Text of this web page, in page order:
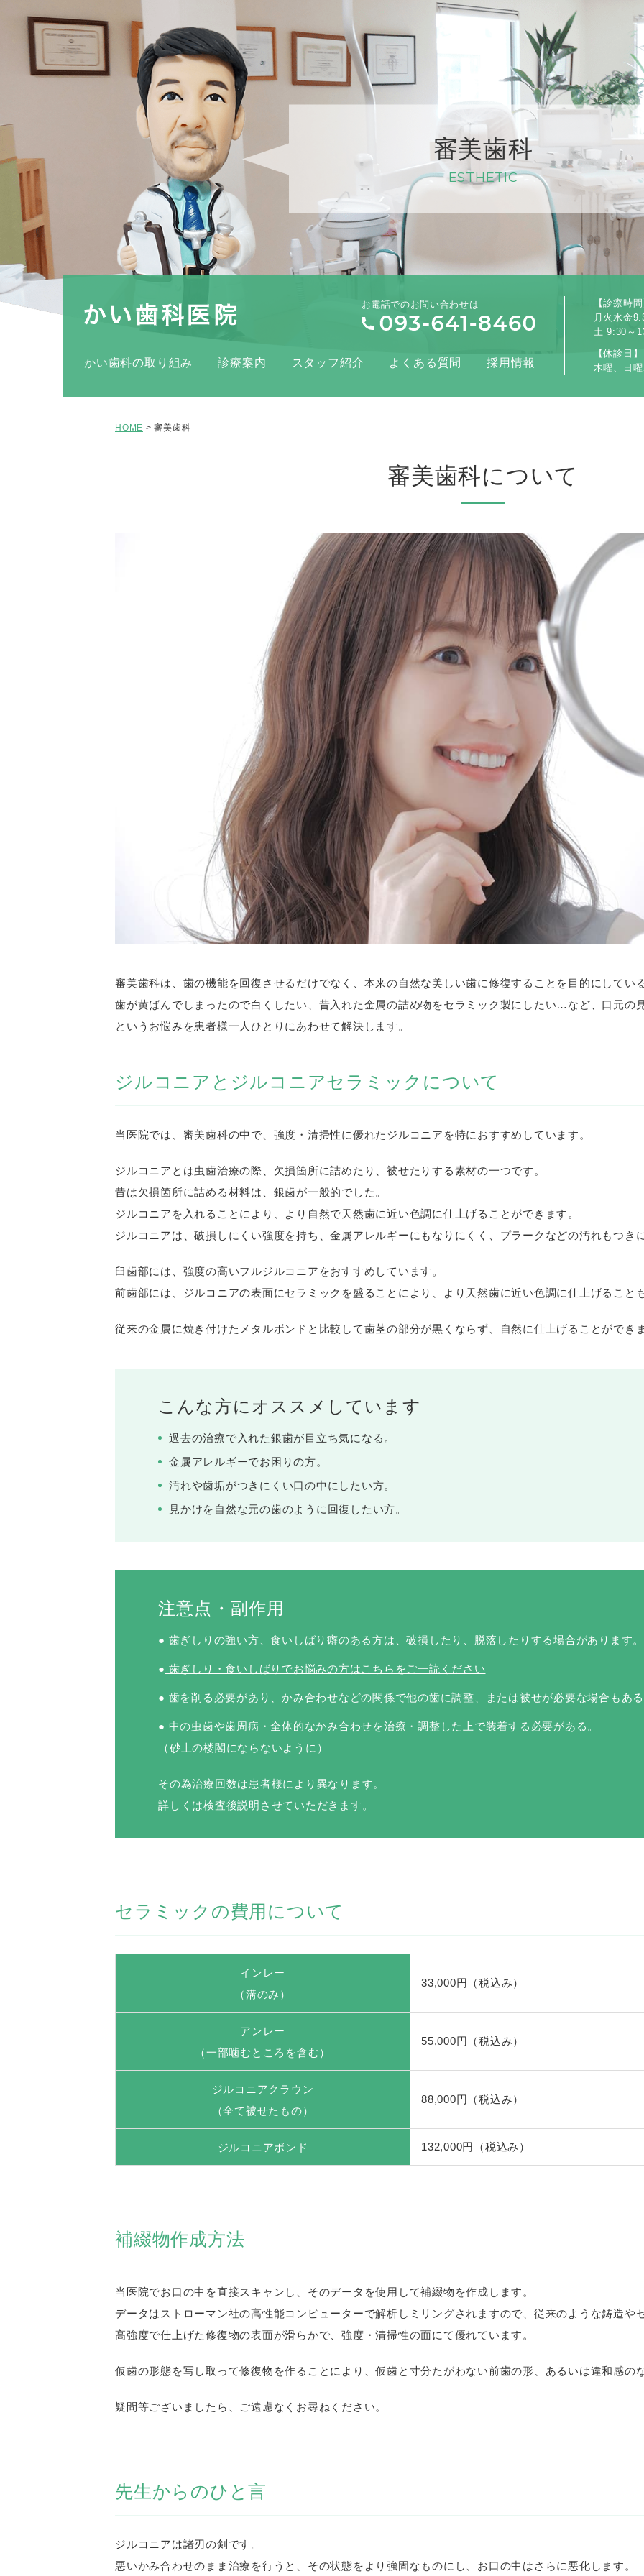
お電話でのお問い合わせは
かい歯科の取り組み 診療案内 スタッフ紹介 よくある質問 採用情報
【診療時
月火水金
土 9:30～
【休診日】
木曜、日
審美歯科
ESTHETIC
HOME >審美歯科
審美歯科について
審美歯科は、歯の機能を回復させるだけでなく、本来の自然な美しい歯に修復することを目的にしてい
歯が黄ばんでしまったので白くしたい、昔入れた金属の詰め物をセラミック製にしたい…など、口元の
というお悩みを患者様一人ひとりにあわせて解決します。
ジルコニアとジルコニアセラミックについて
当医院では、審美歯科の中で、強度・清掃性に優れたジルコニアを特におすすめしています。
ジルコニアとは虫歯治療の際、欠損箇所に詰めたり、被せたりする素材の一つです。
昔は欠損箇所に詰める材料は、銀歯が一般的でした。
ジルコニアを入れることにより、より自然で天然歯に近い色調に仕上げることができます。
ジルコニアは、破損しにくい強度を持ち、金属アレルギーにもなりにくく、プラークなどの汚れもつき
臼歯部には、強度の高いフルジルコニアをおすすめしています。
前歯部には、ジルコニアの表面にセラミックを盛ることにより、より天然歯に近い色調に仕上げること
従来の金属に焼き付けたメタルボンドと比較して歯茎の部分が黒くならず、自然に仕上げることができ
こんな方にオススメしています
過去の治療で入れた銀歯が目立ち気になる。
金属アレルギーでお困りの方。
汚れや歯垢がつきにくい口の中にしたい方。
見かけを自然な元の歯のように回復したい方。
注意点・副作用
● 歯ぎしりの強い方、食いしばり癖のある方は、破損したり、脱落したりする場合があります。
● 歯ぎしり・食いしばりでお悩みの方はこちらをご一読ください
● 歯を削る必要があり、かみ合わせなどの関係で他の歯に調整、または被せが必要な場合もあ
● 中の虫歯や歯周病・全体的なかみ合わせを治療・調整した上で装着する必要がある。
（砂上の楼閣にならないように）
その為治療回数は患者様により異なります。
詳しくは検査後説明させていただきます。
セラミックの費用について
インレー
（溝のみ）
33,000円（税込み）
アンレー
（一部噛むところを含む）
55,000円（税込み）
ジルコニアクラウン
（全て被せたもの）
88,000円（税込み）
ジルコニアボンド 132,000円（税込み）
補綴物作成方法
当医院でお口の中を直接スキャンし、そのデータを使用して補綴物を作成します。
データはストローマン社の高性能コンピューターで解析しミリングされますので、従来のような鋳造や
高強度で仕上げた修復物の表面が滑らかで、強度・清掃性の面にて優れています。
仮歯の形態を写し取って修復物を作ることにより、仮歯と寸分たがわない前歯の形、あるいは違和感の
疑問等ございましたら、ご遠慮なくお尋ねください。
先生からのひと言
ジルコニアは諸刃の剣です。
悪いかみ合わせのまま治療を行うと、その状態をより強固なものにし、お口の中はさらに悪化します。